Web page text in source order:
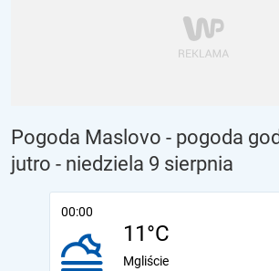
Pogoda Maslovo - pogoda
jutro - niedziela 9 sierpnia
00:00
11°C
Mgliście